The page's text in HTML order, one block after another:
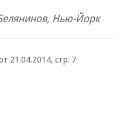
Нью-Йорк
21.04.2014, стр. 7